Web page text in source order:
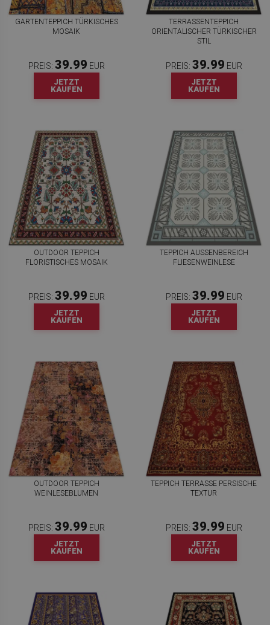
GARTENTEPPICH TÜRKISCHES
MOSAIK
PREIS: 39.99 EUR
JETZT
KAUFEN
TERRASSENTEPPICH
ORIENTALISCHER TÜRKISCHER
STIL
PREIS: 39.99 EUR
JETZT
KAUFEN
OUTDOOR TEPPICH
FLORISTISCHES MOSAIK
PREIS: 39.99 EUR
JETZT
KAUFEN
TEPPICH AUSSENBEREICH F
LIESENWEINLESE
PREIS: 39.99 EUR
JETZT
KAUFEN
OUTDOOR TEPPICH
WEINLESEBLUMEN
PREIS: 39.99 EUR
JETZT
KAUFEN
TEPPICH TERRASSE PERSISCHE
TEXTUR
PREIS: 39.99 EUR
JETZT
KAUFEN